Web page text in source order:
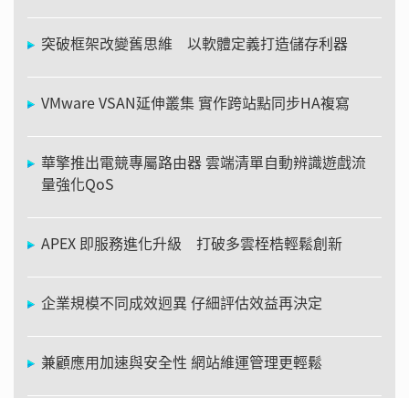
突破框架改變舊思維 以軟體定義打造儲存利器
VMware VSAN延伸叢集 實作跨站點同步HA複寫
華擎推出電競專屬路由器 雲端清單自動辨識遊戲流
量強化QoS
APEX 即服務進化升級 打破多雲桎梏輕鬆創新
企業規模不同成效迥異 仔細評估效益再決定
兼顧應用加速與安全性 網站維運管理更輕鬆